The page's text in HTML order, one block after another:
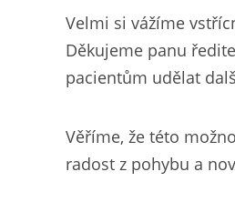
Velmi si vážíme
Děkujeme panu
pacientům udělat
Věříme, že této
radost z pohybu a